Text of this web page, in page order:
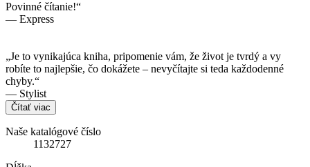
Povinné čítanie!“
— Express
„Je to vynikajúca kniha, pripomenie vám, že život je tvrdý a vy
robíte to najlepšie, čo dokážete – nevyčítajte si teda každodenné
chyby.“
— Stylist
Čítať viac
Naše katalógové číslo
1132727